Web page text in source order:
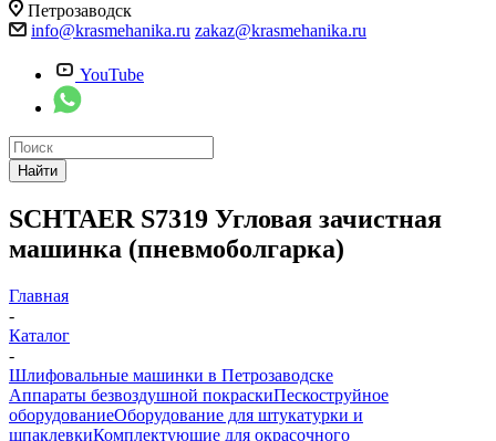
Петрозаводск
info@krasmehanika.ru zakaz@krasmehanika.ru
YouTube
Найти
SCHTAER S7319 Угловая зачистная
машинка (пневмоболгарка)
Главная
-
Каталог
-
Шлифовальные машинки в Петрозаводске
Аппараты безвоздушной покраскиПескоструйное
оборудованиеОборудование для штукатурки и
шпаклевкиКомплектующие для окрасочного